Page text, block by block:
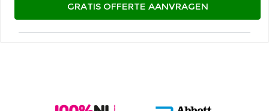
GRATIS OFFERTE AANVRAGEN